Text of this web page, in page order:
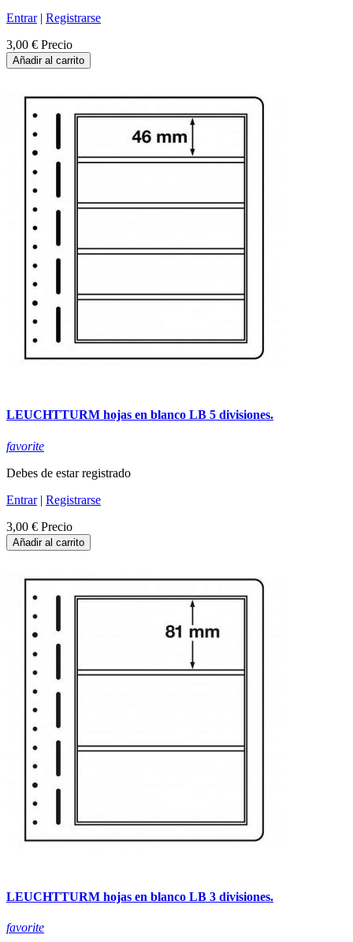
Entrar| Registrarse
3,00 € Precio
Añadir al carrito
LEUCHTTURM hojas en blanco LB 5 divisiones.
favorite
Debes de estar registrado
Entrar| Registrarse
3,00 € Precio
Añadir al carrito
LEUCHTTURM hojas en blanco LB 3 divisiones.
favorite